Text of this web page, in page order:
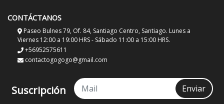
CONTÁCTANOS
Paseo Bulnes 79, Of. 84, Santiago Centro, Santiago. Lunes a
Viernes 12:00 a 19:00 HRS - Sábado 11:00 a 15:00 HRS.
+56952575611
contactogogogo@gmail.com
Suscripción Enviar